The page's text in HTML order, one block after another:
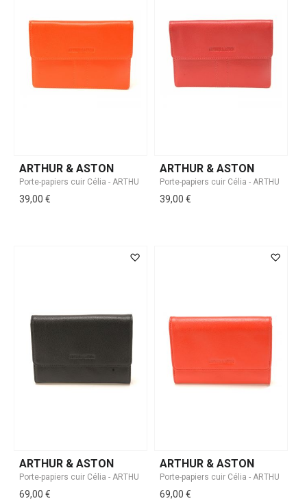
ARTHUR & ASTON
39,00 €
ARTHUR & ASTON
39,00 €
ARTHUR & ASTON
69,00 €
ARTHUR & ASTON
69,00 €